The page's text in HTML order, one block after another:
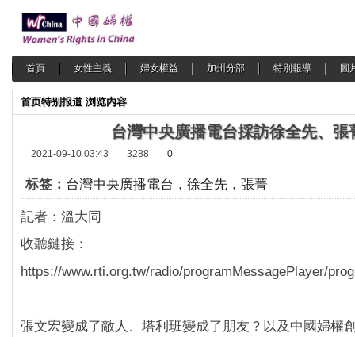
首頁 女性主義 婦女權益 加州分部 特別報導 圖
首页特别报道 浏览内容
台灣中央廣播電台採訪徐全先、張
2021-09-10 03:43 3288 0
标签： 台灣中央廣播電台，徐全先，張菁
記者：溫大同
收聽鏈接：
https://www.rti.org.tw/radio/programMessagePlayer/
張文宏變成了敵人、塔利班變成了朋友？以及中國婦權